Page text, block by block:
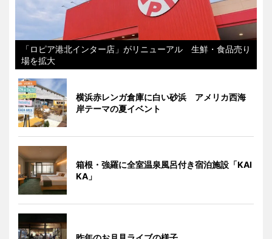
「ロピア港北インター店」がリニューアル 生鮮・食品売り
場を拡大
横浜赤レンガ倉庫に白い砂浜 アメリカ西海
岸テーマの夏イベント
箱根・強羅に全室温泉風呂付き宿泊施設「KAI
KA」